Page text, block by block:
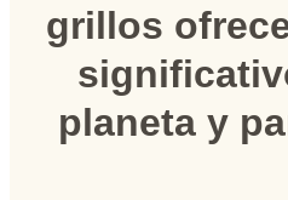
grillos
planeta y